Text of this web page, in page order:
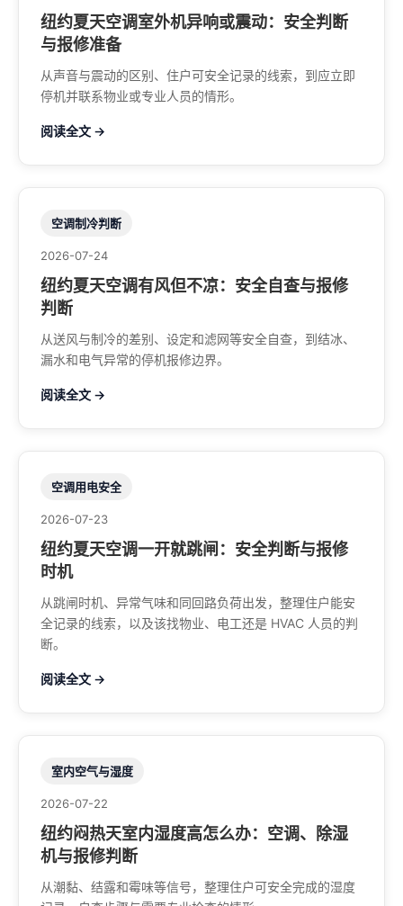
纽约夏天空调室外机异响或震动：安全判断
与报修准备
从声音与震动的区别、住户可安全记录的线索，到应立即
停机并联系物业或专业人员的情形。
阅读全文 →
空调制冷判断
2026-07-24
纽约夏天空调有风但不凉：安全自查与报修
判断
从送风与制冷的差别、设定和滤网等安全自查，到结冰、
漏水和电气异常的停机报修边界。
阅读全文 →
空调用电安全
2026-07-23
纽约夏天空调一开就跳闸：安全判断与报修
时机
从跳闸时机、异常气味和同回路负荷出发，整理住户能安
全记录的线索，以及该找物业、电工还是 HVAC 人员的判
断。
阅读全文 →
室内空气与湿度
2026-07-22
纽约闷热天室内湿度高怎么办：空调、除湿
机与报修判断
从潮黏、结露和霉味等信号，整理住户可安全完成的湿度